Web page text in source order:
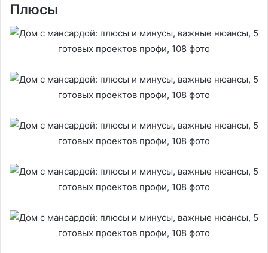
Плюсы